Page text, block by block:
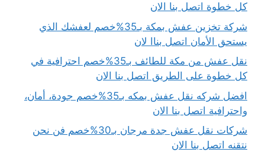
كل خطوة اتصل بنا الان
شركة تخزين عفش بمكة بـ35%خصم لعفشك الذي
يستحق الأمان اتصل بناا لان
نقل عفش من مكة للطائف بـ35%خصم احترافية في
كل خطوة على الطريق اتصل بنا الان
افضل شركه نقل عفش بمكه بـ35%خصم جودة، أمان،
واحترافية اتصل بنا الان
شركات نقل عفش جدة مرجان بـ30%خصم فن نحن
نتقنه اتصل بنا الان